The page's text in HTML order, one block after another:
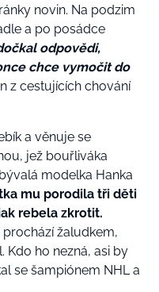
novin. Na podzim
a po posádce
odpovědi,
chce vymočit do
z cestujících chování
a věnuje se
jež bouřliváka
modelka Hanka
mu porodila tři děti
rebela zkrotit.
prochází žaludkem,
Kdo ho nezná, asi by
se šampiónem NHL a